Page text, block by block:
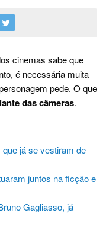
cinemas sabe que
é necessária muita
pede. O que
das câmeras.
já se vestiram de
juntos na ficção e
Gagliasso, já